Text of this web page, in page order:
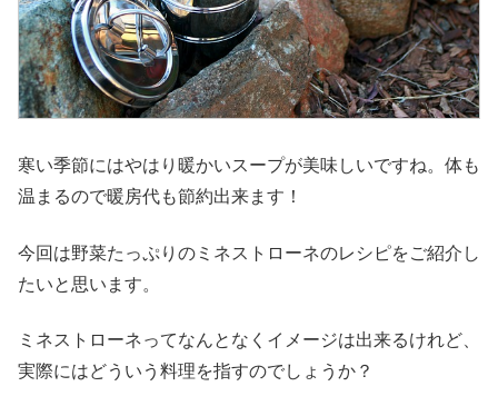
寒い季節にはやはり暖かいスープが美味しいですね。体も
温まるので暖房代も節約出来ます！
今回は野菜たっぷりのミネストローネのレシピをご紹介し
たいと思います。
ミネストローネってなんとなくイメージは出来るけれど、
実際にはどういう料理を指すのでしょうか？